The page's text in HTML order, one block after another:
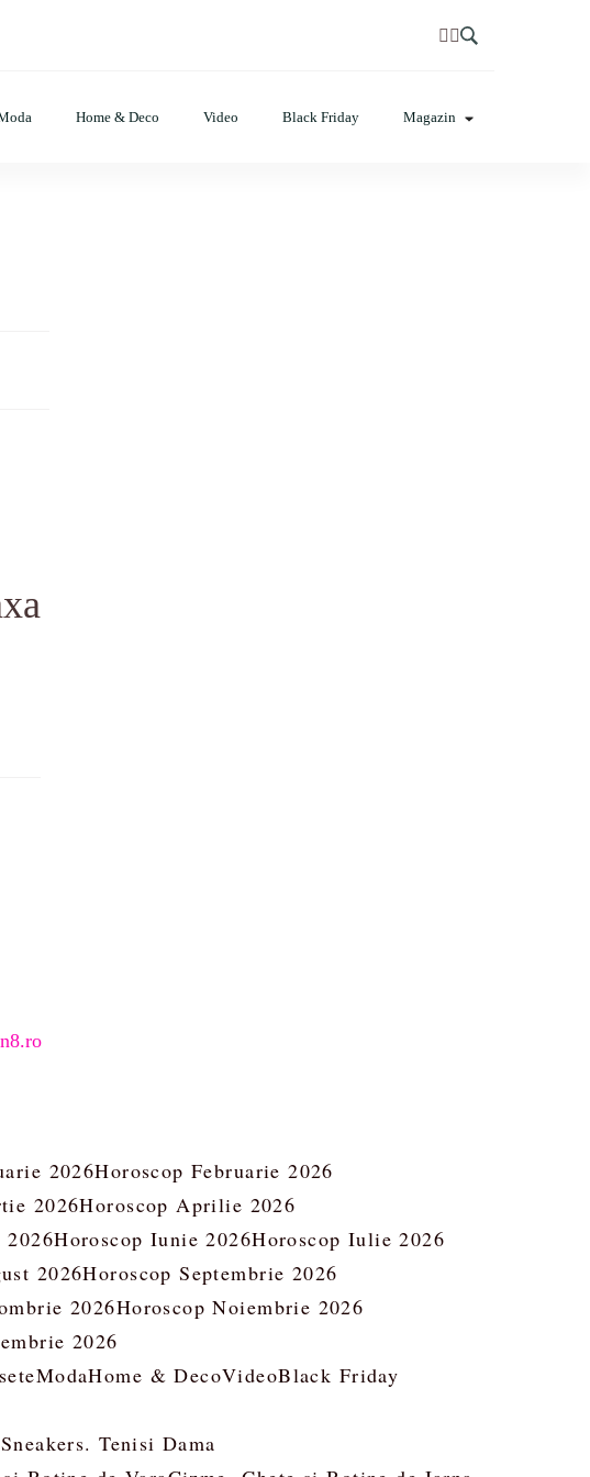
Home & Deco Video Black Friday Magazin
2026Horoscop Februarie 2026
2026Horoscop Aprilie 2026
2026Horoscop Iunie 2026Horoscop Iulie 2026
2026Horoscop Septembrie 2026
2026Horoscop Noiembrie 2026
2026
ModaHome & DecoVideoBlack Friday
Tenisi Dama